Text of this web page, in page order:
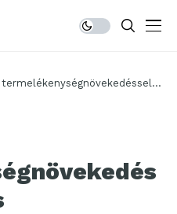
termelékenységnövekedéssel